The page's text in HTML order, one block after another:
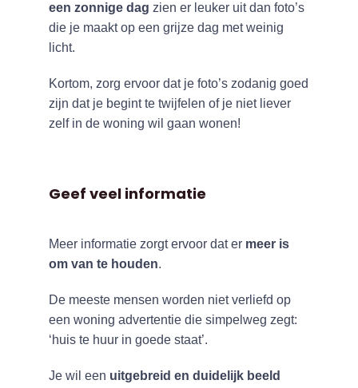
een zonnige dag zien er leuker uit dan foto’s
die je maakt op een grijze dag met weinig
licht.
Kortom, zorg ervoor dat je foto’s zodanig goed
zijn dat je begint te twijfelen of je niet liever
zelf in de woning wil gaan wonen!
Geef veel informatie
Meer informatie zorgt ervoor dat er meer is
om van te houden.
De meeste mensen worden niet verliefd op
een woning advertentie die simpelweg zegt:
‘huis te huur in goede staat’.
Je wil een uitgebreid en duidelijk beeld